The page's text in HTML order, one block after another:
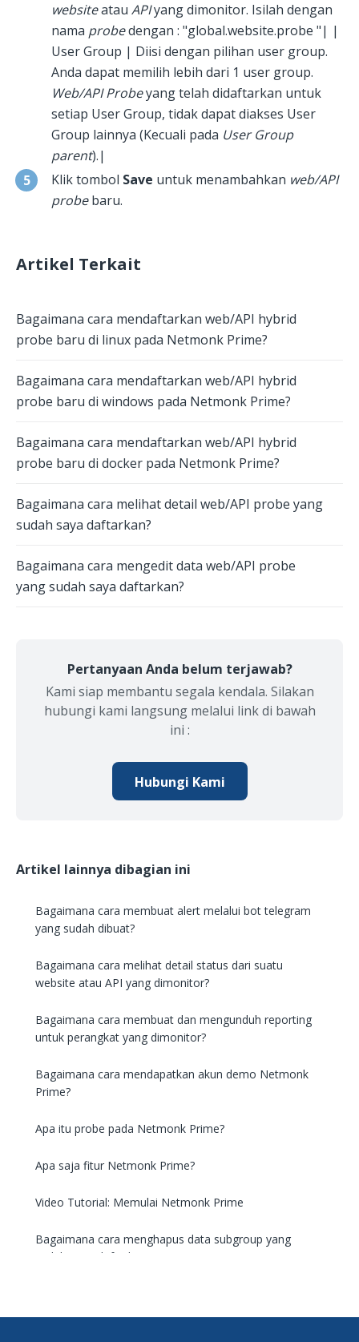
websiteatau APIyang dimonitor. Isilah dengan
nama probedengan : "global.website.probe "| |
User Group | Diisi dengan pilihan user group.
Anda dapat memilih lebih dari 1 user group.
Web/API Probeyang telah didaftarkan untuk
setiap User Group, tidak dapat diakses User
Group lainnya (Kecuali pada User Group
parent).|
Klik tombol Save untuk menambahkan web/API
probebaru.
Artikel Terkait
Bagaimana cara mendaftarkan web/API hybrid
probe baru di linux pada Netmonk Prime?
Bagaimana cara mendaftarkan web/API hybrid
probe baru di windows pada Netmonk Prime?
Bagaimana cara mendaftarkan web/API hybrid
probe baru di docker pada Netmonk Prime?
Bagaimana cara melihat detail web/API probe yang
sudah saya daftarkan?
Bagaimana cara mengedit data web/API probe
yang sudah saya daftarkan?
Pertanyaan Anda belum terjawab?
Kami siap membantu segala kendala. Silakan
hubungi kami langsung melalui link di bawah
ini :
Hubungi Kami
Artikel lainnya dibagian ini
Bagaimana cara membuat alert melalui bot telegram
yang sudah dibuat?
Bagaimana cara melihat detail status dari suatu
website atau API yang dimonitor?
Bagaimana cara membuat dan mengunduh reporting
untuk perangkat yang dimonitor?
Bagaimana cara mendapatkan akun demo Netmonk
Prime?
Apa itu probe pada Netmonk Prime?
Apa saja fitur Netmonk Prime?
Video Tutorial: Memulai Netmonk Prime
Bagaimana cara menghapus data subgroup yang
sudah saya daftarkan?